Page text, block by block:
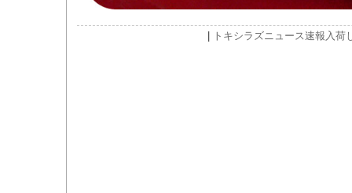
トキシラズニュース速報 入荷